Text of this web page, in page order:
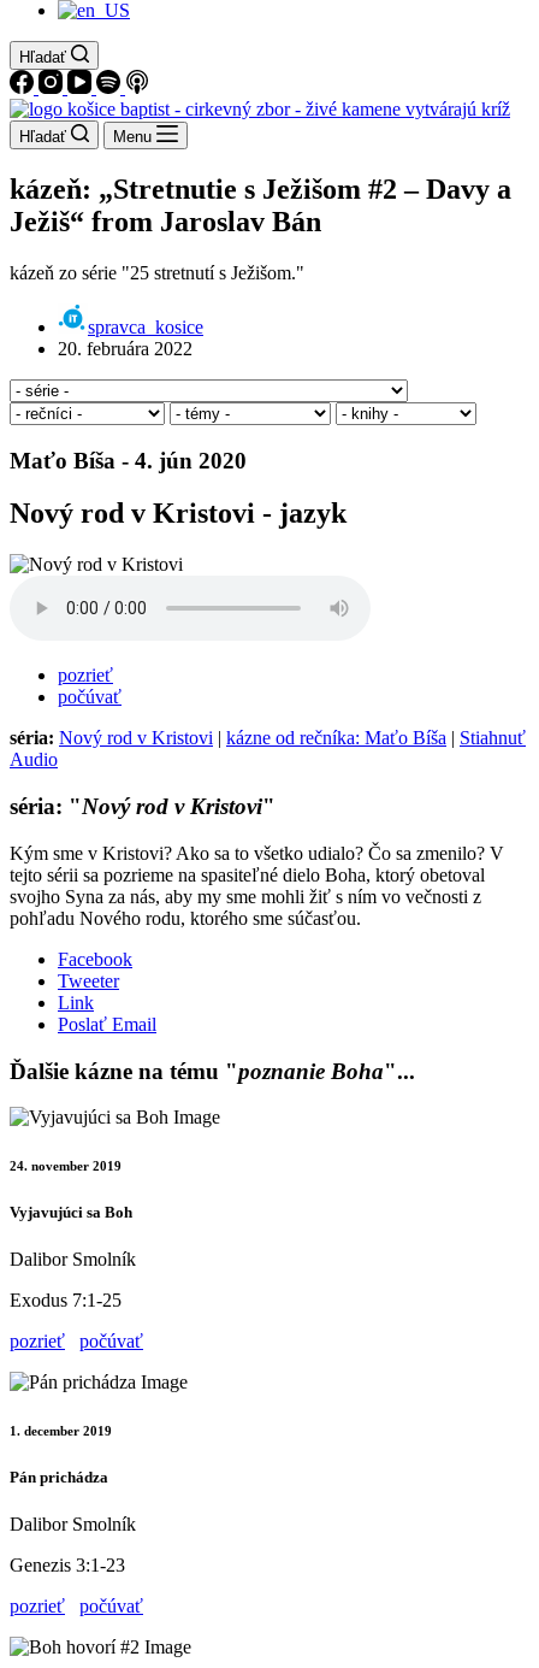
Hľadať
Hľadať Menu
kázeň: „Stretnutie s Ježišom #2 – Davy a
Ježiš“ from Jaroslav Bán
kázeň zo série "25 stretnutí s Ježišom."
spravca_kosice
20. februára 2022
Maťo Bíša - 4. jún 2020
Nový rod v Kristovi - jazyk
pozrieť
počúvať
séria: Nový rod v Kristovi | kázne od rečníka: Maťo Bíša | Stiahnuť
Audio
séria: "Nový rod v Kristovi"
Kým sme v Kristovi? Ako sa to všetko udialo? Čo sa zmenilo? V
tejto sérii sa pozrieme na spasiteľné dielo Boha, ktorý obetoval
svojho Syna za nás, aby my sme mohli žiť s ním vo večnosti z
pohľadu Nového rodu, ktorého sme súčasťou.
Facebook
Tweeter
Link
Poslať Email
Ďalšie kázne na tému "poznanie Boha"...
24. november 2019
Vyjavujúci sa Boh
Dalibor Smolník
Exodus 7:1-25
pozrieť
počúvať
1. december 2019
Pán prichádza
Dalibor Smolník
Genezis 3:1-23
pozrieť
počúvať